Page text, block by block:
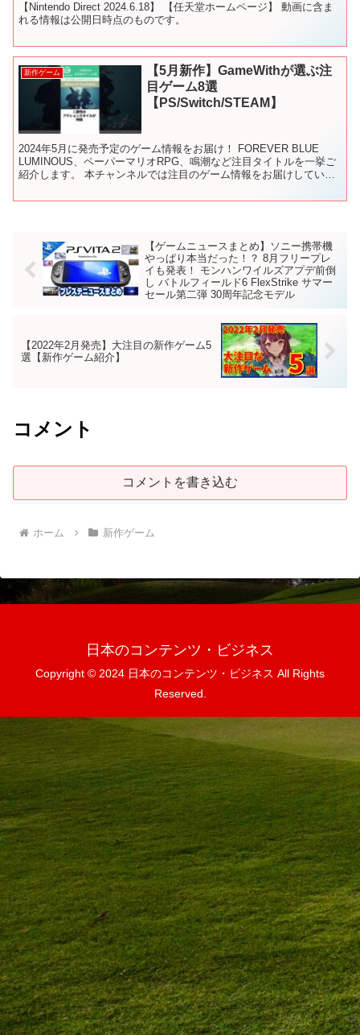
【Nintendo Direct 2024.6.18】 【任天堂ホームページ】 動画に含ま
れる情報は公開日時点のものです。
新作ゲーム
【5月新作】GameWithが選ぶ注
目ゲーム8選
【PS/Switch/STEAM】
2024年5月に発売予定のゲーム情報をお届け！ FOREVER BLUE
LUMINOUS、ペーパーマリオRPG、鳴潮など注目タイトルを一挙ご
紹介します。 本チャンネルでは注目のゲーム情報をお届けしていま
【ゲームニュースまとめ】ソニー携帯機
やっぱり本当だった！？ 8月フリープレ
イも発表！ モンハンワイルズアプデ前倒
し バトルフィールド6 FlexStrike サマー
セール第二弾 30周年記念モデル
【2022年2月発売】大注目の新作ゲーム5
選【新作ゲーム紹介】
コメント
コメントを書き込む
ホーム 新作ゲーム
日本のコンテンツ・ビジネス
Copyright © 2024 日本のコンテンツ・ビジネス All Rights
Reserved.